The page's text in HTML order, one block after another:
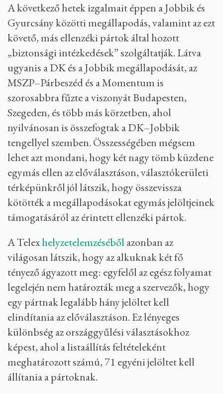
A következő hetek izgalmait éppen a Jobbik és
Gyurcsány közötti megállapodás, valamint az ezt
követő, más ellenzéki pártok által hozott
„biztonsági intézkedések” szolgáltatják. Látva
ugyanis a DK és a Jobbik megállapodását, az
MSZP–Párbeszéd és a Momentum is
szorosabbra fűzte a viszonyát Budapesten,
Szegeden, és több más körzetben, ahol
nyilvánosan is összefogtak a DK–Jobbik
tengellyel szemben. Összességében mégsem
lehet azt mondani, hogy két nagy tömb küzdene
egymás ellen az előválasztáson, választókerületi
térképünkről jól látszik, hogy összevissza
kötötték a megállapodásokat egymás jelöltjeinek
támogatásáról az érintett ellenzéki pártok.
A Telexhelyzetelemzéséből azonban az
világosan látszik, hogy az alkuknak két fő
tényező ágyazott meg: egyfelől az egész folyamat
legelején nem határozták meg a szervezők, hogy
egy pártnak legalább hány jelöltet kell
elindítania az előválasztáson. Ez lényeges
különbség az országgyűlési választásokhoz
képest, ahol a listaállítás feltételeként
meghatározott számú, 71 egyéni jelöltet kell
állítania a pártoknak.